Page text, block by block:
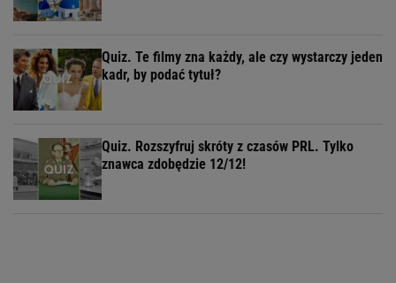
Quiz. Te filmy zna każdy, ale czy wystarczy jeden
kadr, by podać tytuł?
Quiz. Rozszyfruj skróty z czasów PRL. Tylko
znawca zdobędzie 12/12!